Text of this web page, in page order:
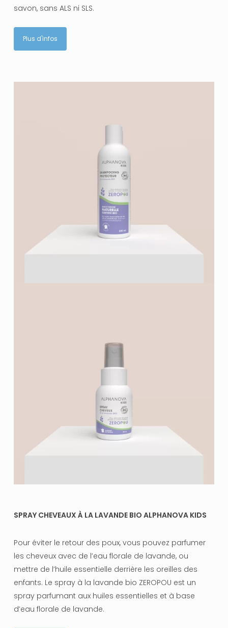
savon, sans ALS ni SLS.
Plus d'infos
SPRAY CHEVEAUX À LA LAVANDE BIO ALPHANOVA KIDS
Pour éviter le retour des poux, vous pouvez parfumer
les cheveux avec de l’eau florale de lavande, ou
mettre de l’huile essentielle derrière les oreilles des
enfants. Le spray à la lavande bio ZEROPOU est un
spray parfumant aux huiles essentielles et à base
d’eau florale de lavande.